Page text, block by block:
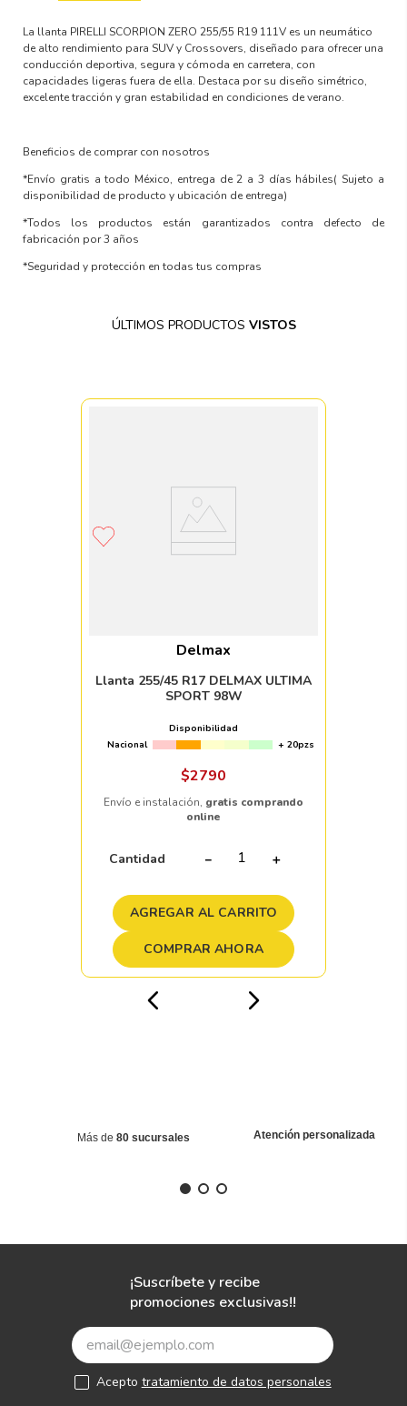
La llanta PIRELLI SCORPION ZERO 255/55 R19 111V es un neumático
de alto rendimiento para SUV y Crossovers, diseñado para ofrecer una
conducción deportiva, segura y cómoda en carretera, con
capacidades ligeras fuera de ella. Destaca por su diseño simétrico,
excelente tracción y gran estabilidad en condiciones de verano.
Beneficios de comprar con nosotros
*Envío gratis a todo México, entrega de 2 a 3 días hábiles( Sujeto a
disponibilidad de producto y ubicación de entrega)
*Todos los productos están garantizados contra defecto de
fabricación por 3 años
*Seguridad y protección en todas tus compras
ÚLTIMOS PRODUCTOS VISTOS
Delmax
Llanta 255/45 R17 DELMAX ULTIMA
SPORT 98W
Disponibilidad
Nacional
+ 20pzs
$2790
Envío e instalación, gratis comprando
online
Cantidad ＋
－
AGREGAR AL CARRITO
COMPRAR AHORA
Más de 80 sucursales Atención personalizada
¡Suscríbete y recibe
promociones exclusivas!!
Acepto tratamiento de datos personales